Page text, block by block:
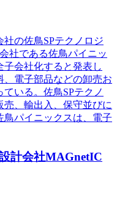
の佐鳥SPテクノロジ
社である佐鳥パイニッ
子会社化すると発表し
、電子部品などの卸売お
いる。佐鳥SPテクノ
売、輸出入、保守並びに
鳥パイニックスは、電子
計会社MAGnetIC